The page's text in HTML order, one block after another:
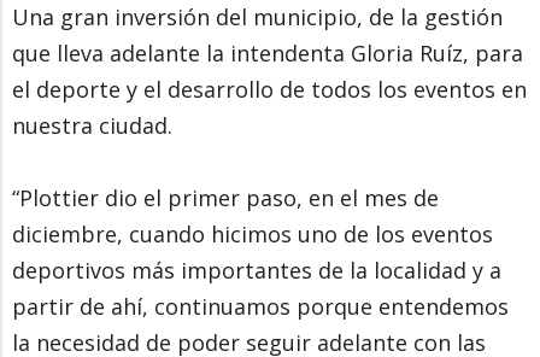
Una gran inversión del municipio, de la gestión
que lleva adelante la intendenta Gloria Ruíz, para
el deporte y el desarrollo de todos los eventos en
nuestra ciudad.
“Plottier dio el primer paso, en el mes de
diciembre, cuando hicimos uno de los eventos
deportivos más importantes de la localidad y a
partir de ahí, continuamos porque entendemos
la necesidad de poder seguir adelante con las